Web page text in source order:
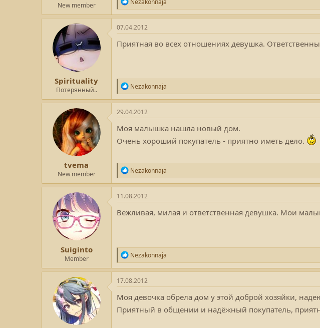
New member
е
а
к
ц
и
и
Nezakonnaja
Spirituality
Потерянный..
07.04.2012
Приятная во всех отношениях девушка.
Р
е
а
к
ц
и
и
:
Nezakonnaja
tvema
New member
29.04.2012
Моя малышка нашла новый дом.
Очень хороший покупатель - приятно иметь дело.
Р
е
а
к
ц
и
и
Nezakonnaja
Suiginto
Member
11.08.2012
Вежливая, милая и ответственная девушка. Мои
Р
е
а
к
ц
и
и
:
Nezakonnaja
17.08.2012
Моя девочка обрела дом у этой доброй хозяйки,
Приятный в общении и надёжный покупатель,